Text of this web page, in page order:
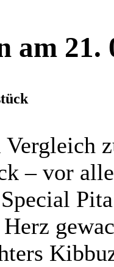
21.
Vergleich
– vor